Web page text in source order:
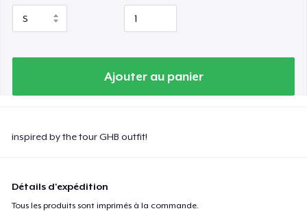
Ajouter au panier
inspired by the tour GHB outfit!
Détails d'expédition
Tous les produits sont imprimés à la commande.